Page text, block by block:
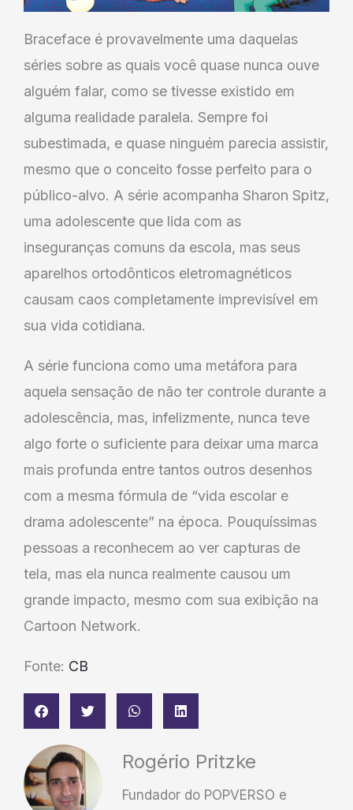
Braceface é provavelmente uma daquelas
séries sobre as quais você quase nunca ouve
alguém falar, como se tivesse existido em
alguma realidade paralela. Sempre foi
subestimada, e quase ninguém parecia assistir,
mesmo que o conceito fosse perfeito para o
público-alvo. A série acompanha Sharon Spitz,
uma adolescente que lida com as
inseguranças comuns da escola, mas seus
aparelhos ortodônticos eletromagnéticos
causam caos completamente imprevisível em
sua vida cotidiana.
A série funciona como uma metáfora para
aquela sensação de não ter controle durante a
adolescência, mas, infelizmente, nunca teve
algo forte o suficiente para deixar uma marca
mais profunda entre tantos outros desenhos
com a mesma fórmula de “vida escolar e
drama adolescente” na época. Pouquíssimas
pessoas a reconhecem ao ver capturas de
tela, mas ela nunca realmente causou um
grande impacto, mesmo com sua exibição na
Cartoon Network.
Fonte: CB
Rogério Pritzke
Fundador do POPVERSO e